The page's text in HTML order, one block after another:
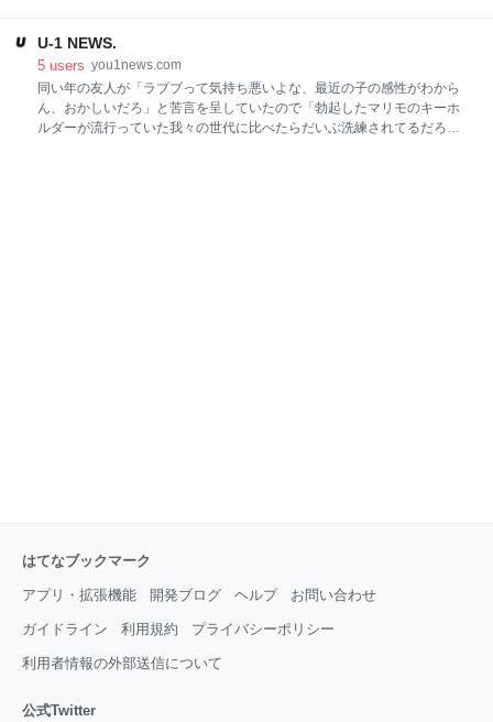
高めるために、少しだけ戒める為に憤りだけじゃなく、立ち直る言葉を
国民全員で紡ぎ出せないのか… ↓ https://i.imgur.com/d5mVX9K.jpg
https://i.imgur.com/lbQpmJV.jpg https://i.imgur.com/Rq5g8XV.jpg
https://i.imgur.com/607dmwL.jpg https://i.imgur.co
U-1 NEWS.
5 users you1news.com
同い年の友人が「ラブブって気持ち悪いよな、最近の子の感性がわから
ん、おかしいだろ」と苦言を呈していたので「勃起したマリモのキーホ
ルダーが流行っていた我々の世代に比べたらだいぶ洗練されてるだろ」
はてなブックマーク
アプリ・拡張機能 開発ブログ ヘルプ お問い合わせ
ガイドライン 利用規約 プライバシーポリシー
利用者情報の外部送信について
公式Twitter